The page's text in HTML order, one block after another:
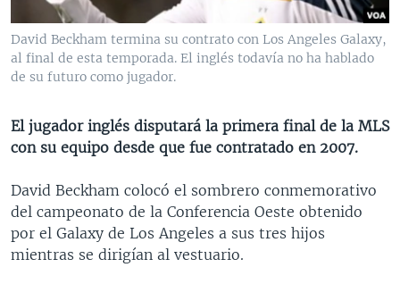
VENEZUELA
BRASIL
NICARAGUA
ECONOMÍA
ENTRETENIMIENTO Y CULTURA
TECNOLOGÍA
CIENCIA Y SALUD
MULTIMEDIA
VIDEOS
FOTOGRAFÍA
PROGRAMAS TV
EL MUNDO AL DÍA
VISIÓN 360
PANORAMA
RADIO
AUDIONOTICIAS
ESTADOS UNIDOS AL DÍA
EL MUNDO AL DÍA [RADIO]
DOCUMENTALES DE LA VOA
Learning English
SÍGANOS
David Beckham termina su contrato con Los Angeles Galaxy,
al final de esta temporada. El inglés todavía no ha hablado
de su futuro como jugador.
El jugador inglés disputará la primera final de la MLS
con su equipo desde que fue contratado en 2007.
David Beckham colocó el sombrero conmemorativo
del campeonato de la Conferencia Oeste obtenido
por el Galaxy de Los Angeles a sus tres hijos
mientras se dirigían al vestuario.